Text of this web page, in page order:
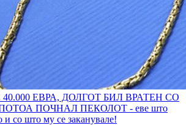
ЕВРА, ДОЛГОТ БИЛ ВРАТЕН СО
ПОЧНАЛ ПЕКОЛОТ - еве што
и со што му се заканувале!